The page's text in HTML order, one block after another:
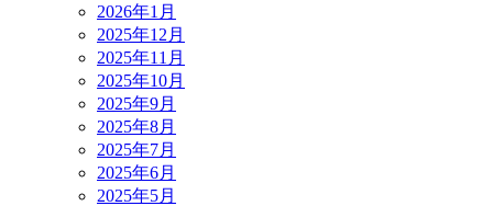
2026年1月
2025年12月
2025年11月
2025年10月
2025年9月
2025年8月
2025年7月
2025年6月
2025年5月